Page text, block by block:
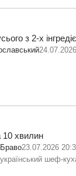
з 2-х
10 хвилин
23.07.2026
шеф-